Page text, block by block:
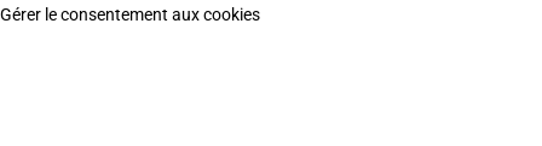
Gérer le consentement aux cookies